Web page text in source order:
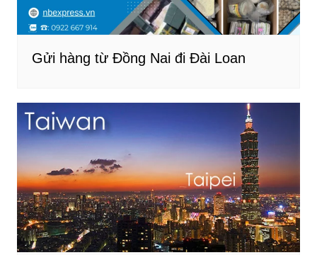
Gửi hàng từ Đồng Nai đi Đài Loan